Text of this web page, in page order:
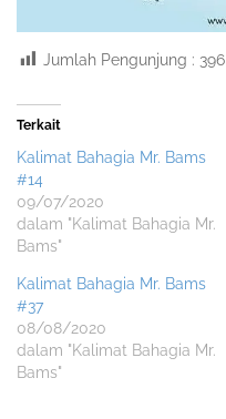
Jumlah Pengunjung : 396
Terkait
Kalimat Bahagia Mr. Bams
#14
09/07/2020
dalam "Kalimat Bahagia Mr.
Bams"
Kalimat Bahagia Mr. Bams
#37
08/08/2020
dalam "Kalimat Bahagia Mr.
Bams"